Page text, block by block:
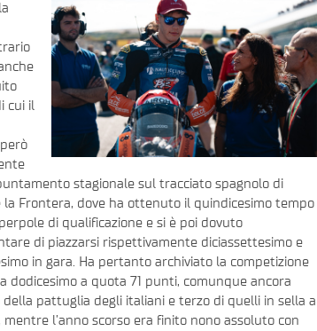
cui il
stagionale sul tracciato spagnolo di
la Frontera, dove ha ottenuto il quindicesimo tempo
di qualificazione e si è poi dovuto
di piazzarsi rispettivamente diciassettesimo e
in gara. Ha pertanto archiviato la competizione
dodicesimo a quota 71 punti, comunque ancora
della pattuglia degli italiani e terzo di quelli in sella a
mentre l’anno scorso era finito nono assoluto con